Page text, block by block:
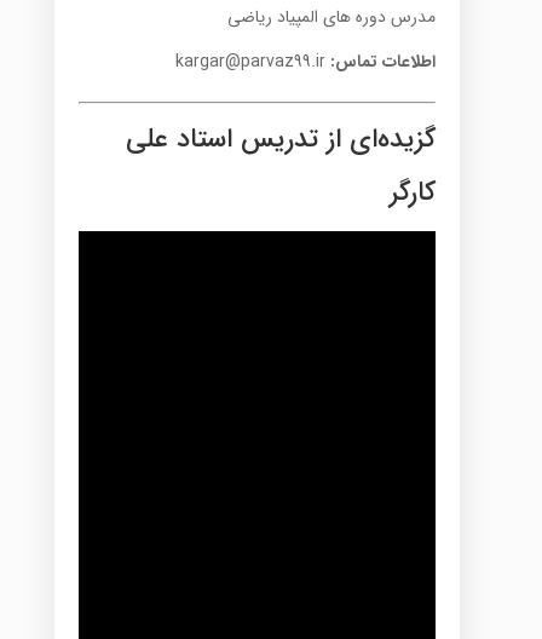
مدرس دوره های المپیاد ریاضی
اطلاعات تماس:
گزیده‌ای از تدریس استاد علی
کارگر